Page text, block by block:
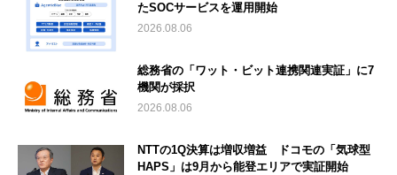
たSOCサービスを運用開始
2026.08.06
総務省の「ワット・ビット連携関連実証」に7
機関が採択
2026.08.06
NTTの1Q決算は増収増益 ドコモの「気球型
HAPS」は9月から能登エリアで実証開始